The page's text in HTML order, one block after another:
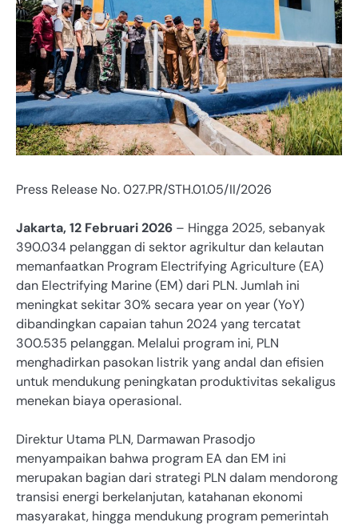
Press Release No. 027.PR/STH.01.05/II/2026
Jakarta, 12 Februari 2026 – Hingga 2025, sebanyak
390.034 pelanggan di sektor agrikultur dan kelautan
memanfaatkan Program Electrifying Agriculture (EA)
dan Electrifying Marine (EM) dari PLN. Jumlah ini
meningkat sekitar 30% secara year on year (YoY)
dibandingkan capaian tahun 2024 yang tercatat
300.535 pelanggan. Melalui program ini, PLN
menghadirkan pasokan listrik yang andal dan efisien
untuk mendukung peningkatan produktivitas sekaligus
menekan biaya operasional.
Direktur Utama PLN, Darmawan Prasodjo
menyampaikan bahwa program EA dan EM ini
merupakan bagian dari strategi PLN dalam mendorong
transisi energi berkelanjutan, katahanan ekonomi
masyarakat, hingga mendukung program pemerintah